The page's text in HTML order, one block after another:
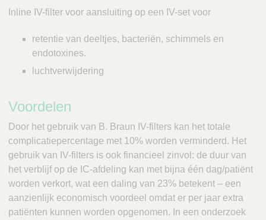
Inline IV-filter voor aansluiting op een IV-set voor
retentie van deeltjes, bacteriën, schimmels en
endotoxines.
luchtverwijdering
Voordelen
Door het gebruik van B. Braun IV-filters kan het totale
complicatiepercentage met 10% worden verminderd. Het
gebruik van IV-filters is ook financieel zinvol: de duur van
het verblijf op de IC-afdeling kan met bijna één dag/patiënt
worden verkort, wat een daling van 23% betekent – een
aanzienlijk economisch voordeel omdat er per jaar extra
patiënten kunnen worden opgenomen. In een onderzoek